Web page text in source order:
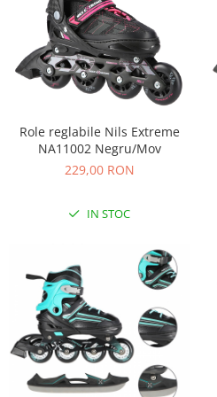
Sac de dormit 110 cm
Sac de dormit 120 cm
Sac de dormit 130 cm
Sac de dormit 140 cm
Sac de dormit tineret
Saltele de infasat
Tractorase, Role
Biciclete copii si adulti
Biciclete copii cu roti 10 inch (2-4
Biciclete copii cu roti 12 inch (3-6
ani)
Biciclete copii cu roti 14 inch (3-7
ani)
Role reglabile Nils Extreme
NA11002 Negru/Mov
229,00 RON
IN STOC